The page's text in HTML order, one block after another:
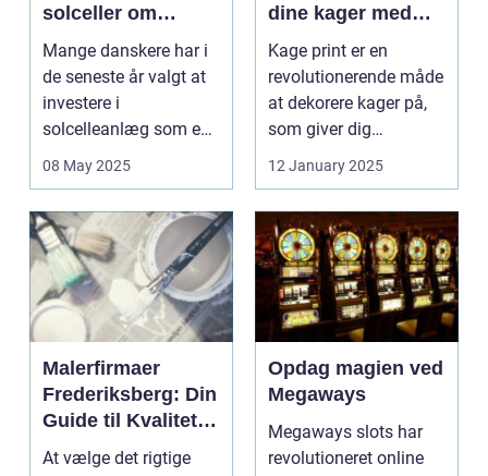
solceller om
vinteren?
Mange danskere har i
de seneste år valgt at
investere i
solcelleanlæg som en
bæred...
08 May 2025
dine kager med
kage print
Kage print er en
revolutionerende måde
at dekorere kager på,
som giver dig
mulighed for ...
12 January 2025
Malerfirmaer
Frederiksberg: Din
Guide til Kvalitet
og Service
At vælge det rigtige
Opdag magien ved
Megaways
Megaways slots har
revolutioneret online